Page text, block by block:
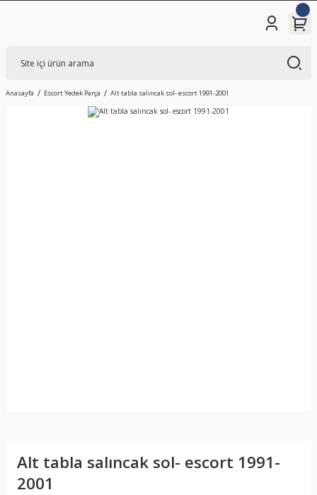
Anasayfa Escort Yedek Parça Alt tabla salıncak sol- escort 1991-2001
Alt tabla salıncak sol- escort 1991-
2001